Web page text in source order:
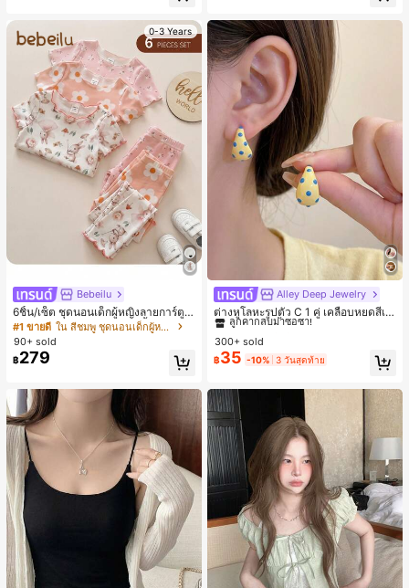
0-3 Years
Bebeilu
6ชิ้น/เซ็ต ชุดนอนเด็กผู้หญิงลายการ์ตูน
หมีและดอกไม้ คอกลม แขนสั้น กางเกง
ขาสั้น ขอบระบาย สวมใส่สบาย
#1 ขายดี
ใน สีชมพู ชุดนอนเด็กผู้หญิง
90+ sold
฿279
Alley Deep Jewelry
ต่างหูโลหะรูปตัว C 1 คู่ เคลือบหยดสีเห
ลือง ลายจุดสีน้ำเงิน สไตล์ยุโรปและอเม
ริกัน แฟชั่นส่วนตัว หวานและสง่างาม
สำหรับผู้หญิงและเด็กหญิง สำหรับการเ
ดินทาง งานแต่งงาน ปาร์ตี้ วันเกิด ของ
#1 ขายดี ใน โบโฮ ต่างหูผู้หญิง
ลูกค้ากลับมาซื้อซ้ำ!
เกือบหมดแล้ว!
#1 ขายดี ใน โบโฮ ต่างหูผู้หญิง
ลูกค้ากลับมาซื้อซ้ำ!
เกือบหมดแล้ว!
#1 ขายดี ใน โบโฮ ต่างหูผู้หญิง
ลูกค้ากลับมาซื้อซ้ำ!
เกือบหมดแล้ว!
#1 ขายดี ใน โบโฮ ต่างหูผู้หญิง
เกือบหมดแล้ว!
300+ sold
฿35 -10% 3 วันสุดท้าย